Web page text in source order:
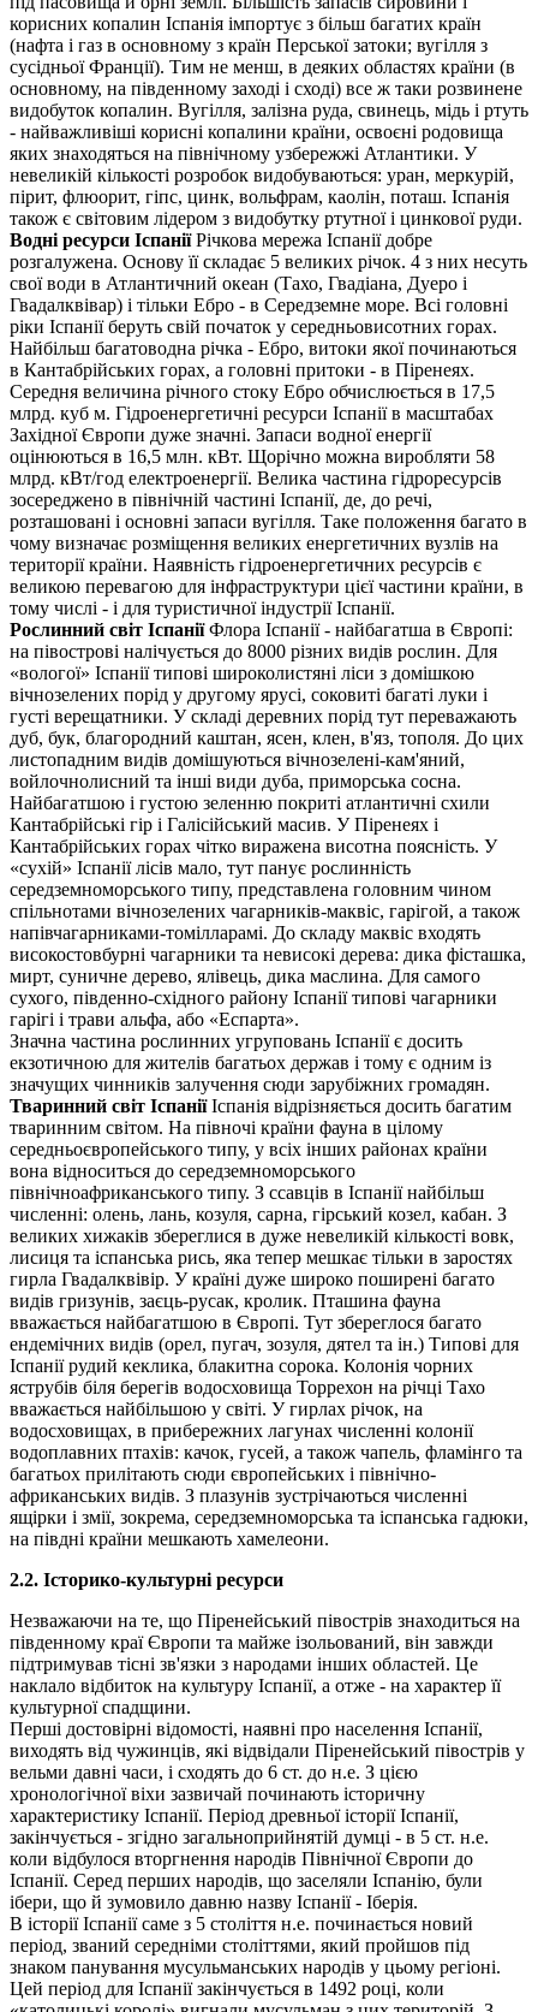
корисних копалин Іспанія імпортує з більш багатих країн
(нафта і газ в основному з країн Перської затоки; вугілля з
сусідньої Франції). Тим не менш, в деяких областях країни (в
основному, на південному заході і сході) все ж таки розвинене
видобуток копалин. Вугілля, залізна руда, свинець, мідь і ртуть
- найважливіші корисні копалини країни, освоєні родовища
яких знаходяться на північному узбережжі Атлантики. У
невеликій кількості розробок видобуваються: уран, меркурій,
пірит, флюорит, гіпс, цинк, вольфрам, каолін, поташ. Іспанія
також є світовим лідером з видобутку ртутної і цинкової руди.
Водні ресурси ІспаніїРічкова мережа Іспанії добре
розгалужена. Основу її складає 5 великих річок. 4 з них несуть
свої води в Атлантичний океан (Тахо, Гвадіана, Дуеро і
Гвадалквівар) і тільки Ебро - в Середземне море. Всі головні
ріки Іспанії беруть свій початок у середньовисотних горах.
Найбільш багатоводна річка - Ебро, витоки якої починаються
в Кантабрійських горах, а головні притоки - в Піренеях.
Середня величина річного стоку Ебро обчислюється в 17,5
млрд. куб м. Гідроенергетичні ресурси Іспанії в масштабах
Західної Європи дуже значні. Запаси водної енергії
оцінюються в 16,5 млн. кВт. Щорічно можна виробляти 58
млрд. кВт/год електроенергії. Велика частина гідроресурсів
зосереджено в північній частині Іспанії, де, до речі,
розташовані і основні запаси вугілля. Таке положення багато в
чому визначає розміщення великих енергетичних вузлів на
території країни. Наявність гідроенергетичних ресурсів є
великою перевагою для інфраструктури цієї частини країни, в
тому числі - і для туристичної індустрії Іспанії.
Рослинний світ ІспаніїФлора Іспанії - найбагатша в Європі:
на півострові налічується до 8000 різних видів рослин. Для
«вологої» Іспанії типові широколистяні ліси з домішкою
вічнозелених порід у другому ярусі, соковиті багаті луки і
густі верещатники. У складі деревних порід тут переважають
дуб, бук, благородний каштан, ясен, клен, в'яз, тополя. До цих
листопадним видів домішуються вічнозелені-кам'яний,
войлочнолисний та інші види дуба, приморська сосна.
Найбагатшою і густою зеленню покриті атлантичні схили
Кантабрійські гір і Галісійський масив. У Піренеях і
Кантабрійських горах чітко виражена висотна поясність. У
«сухій» Іспанії лісів мало, тут панує рослинність
середземноморського типу, представлена головним чином
спільнотами вічнозелених чагарників-маквіс, гарігой, а також
напівчагарниками-томілларамі. До складу маквіс входять
високостовбурні чагарники та невисокі дерева: дика фісташка,
мирт, суничне дерево, ялівець, дика маслина. Для самого
сухого, південно-східного району Іспанії типові чагарники
гарігі і трави альфа, або «Еспарта».
Значна частина рослинних угруповань Іспанії є досить
екзотичною для жителів багатьох держав і тому є одним із
значущих чинників залучення сюди зарубіжних громадян.
Тваринний світ ІспаніїІспанія відрізняється досить багатим
тваринним світом. На півночі країни фауна в цілому
середньоєвропейського типу, у всіх інших районах країни
вона відноситься до середземноморського
північноафриканського типу. З ссавців в Іспанії найбільш
численні: олень, лань, козуля, сарна, гірський козел, кабан. З
великих хижаків збереглися в дуже невеликій кількості вовк,
лисиця та іспанська рись, яка тепер мешкає тільки в заростях
гирла Гвадалквівір. У країні дуже широко поширені багато
видів гризунів, заєць-русак, кролик. Пташина фауна
вважається найбагатшою в Європі. Тут збереглося багато
ендемічних видів (орел, пугач, зозуля, дятел та ін.) Типові для
Іспанії рудий кеклика, блакитна сорока. Колонія чорних
яструбів біля берегів водосховища Торрехон на річці Тахо
вважається найбільшою у світі. У гирлах річок, на
водосховищах, в прибережних лагунах численні колонії
водоплавних птахів: качок, гусей, а також чапель, фламінго та
багатьох прилітають сюди європейських і північно-
африканських видів. З плазунів зустрічаються численні
ящірки і змії, зокрема, середземноморська та іспанська гадюки,
на півдні країни мешкають хамелеони.
2.2. Історико-культурні ресурси
Незважаючи на те, що Піренейський півострів знаходиться на
південному краї Європи та майже ізольований, він завжди
підтримував тісні зв'язки з народами інших областей. Це
наклало відбиток на культуру Іспанії, а отже - на характер її
культурної спадщини.
Перші достовірні відомості, наявні про населення Іспанії,
виходять від чужинців, які відвідали Піренейський півострів у
вельми давні часи, і сходять до 6 ст. до н.е. З цією
хронологічної віхи зазвичай починають історичну
характеристику Іспанії. Період древньої історії Іспанії,
закінчується - згідно загальноприйнятій думці - в 5 ст. н.е.
коли відбулося вторгнення народів Північної Європи до
Іспанії. Серед перших народів, що заселяли Іспанію, були
ібери, що й зумовило давню назву Іспанії - Іберія.
В історії Іспанії саме з 5 століття н.е. починається новий
період, званий середніми століттями, який пройшов під
знаком панування мусульманських народів у цьому регіоні.
Цей період для Іспанії закінчується в 1492 році, коли